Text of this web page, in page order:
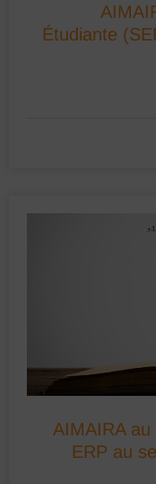
Étudiante
AIMAIRA
ERP au